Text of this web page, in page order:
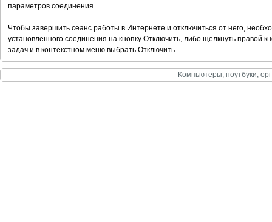
параметров соединения.
Чтобы завершить сеанс работы в Интернете и отключиться от него,
установленного соединения на кнопку Отключить, либо щелкнуть правой
задач и в контекстном меню выбрать Отключить.
Компьютеры, ноутбуки,